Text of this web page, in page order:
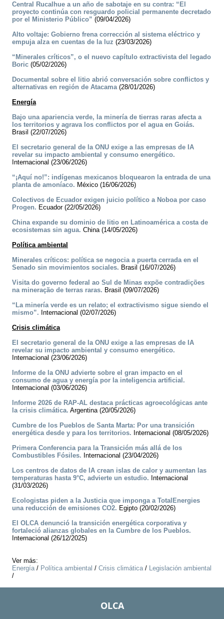
Central Rucalhue a un año de sabotaje en su contra: “El
proyecto continúa con resguardo policial permanente decretado
por el Ministerio Público” (09/04/2026)
Alto voltaje: Gobierno frena corrección al sistema eléctrico y
empuja alza en cuentas de la luz (23/03/2026)
“Minerales críticos”, o el nuevo capítulo extractivista del legado
Boric (05/02/2026)
Documental sobre el litio abrió conversación sobre conflictos y
alternativas en región de Atacama(28/01/2026)
Energía
Bajo una apariencia verde, la minería de tierras raras afecta a
los territorios y agrava los conflictos por el agua en Goiás.
Brasil (22/07/2026)
El secretario general de la ONU exige a las empresas de IA
revelar su impacto ambiental y consumo energético.
Internacional (23/06/2026)
“¡Aquí no!”: indígenas mexicanos bloquearon la entrada de una
planta de amoníaco. México (16/06/2026)
Colectivos de Ecuador exigen juicio político a Noboa por caso
Progen. Ecuador (22/05/2026)
China expande su dominio de litio en Latinoamérica a costa de
ecosistemas sin agua. China (14/05/2026)
Política ambiental
Minerales críticos: política se negocia a puerta cerrada en el
Senado sin movimientos sociales. Brasil (16/07/2026)
Visita do governo federal ao Sul de Minas expõe contradições
na mineração de terras raras. Brasil (09/07/2026)
“La minería verde es un relato; el extractivismo sigue siendo el
mismo”. Internacional (02/07/2026)
Crisis climática
El secretario general de la ONU exige a las empresas de IA
revelar su impacto ambiental y consumo energético.
Internacional (23/06/2026)
Informe de la ONU advierte sobre el gran impacto en el
consumo de agua y energía por la inteligencia artificial.
Internacional (03/06/2026)
Informe 2026 de RAP-AL destaca prácticas agroecológicas ante
la crisis climática. Argentina (20/05/2026)
Cumbre de los Pueblos de Santa Marta: Por una transición
energética desde y para los territorios. Internacional (08/05/2026)
Primera Conferencia para la Transición más allá de los
Combustibles Fósiles. Internacional (23/04/2026)
Los centros de datos de IA crean islas de calor y aumentan las
temperaturas hasta 9°C, advierte un estudio. Internacional
(31/03/2026)
Ecologistas piden a la Justicia que imponga a TotalEnergies
una reducción de emisiones CO2. Egipto (20/02/2026)
El OLCA denunció la transición energética corporativa y
fortaleció alianzas globales en la Cumbre de los Pueblos.
Internacional (26/12/2025)
Ver más:
Energía/ Política ambiental / Crisis climática/ Legislación ambiental
/
OLCA